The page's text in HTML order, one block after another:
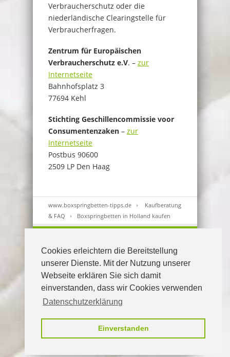
Cookies erleichtern die Bereitstellung
unserer Dienste. Mit der Nutzung unserer
Webseite erklären Sie sich damit
einverstanden, dass wir Cookies verwenden
Datenschutzerklärung
Einverstanden
Verbraucherschutz oder die
niederländische Clearingstelle für
Verbraucherfragen.
Zentrum für Europäischen
Verbraucherschutz e.V. – zur
Internetseite
Bahnhofsplatz 3
77694 Kehl
Stichting Geschillencommissie voor
Consumentenzaken – zur
Internetseite
Postbus 90600
2509 LP Den Haag
www.boxspringbetten-tipps.de
Kaufberatung
& FAQ
Boxspringbetten in Holland kaufen
www.boxspringbetten-tipps.de
© Copyright 2026 boxspringbetten-tipps.de |